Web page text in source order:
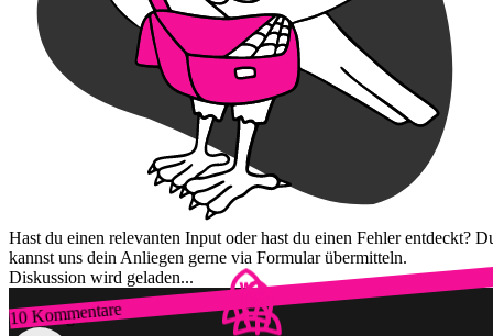
Hast du einen relevanten Input oder hast du einen Fehler entdeckt?
kannst uns dein Anliegen gerne via Formular übermitteln.
Diskussion wird geladen...
10 Kommentare
Zum Login